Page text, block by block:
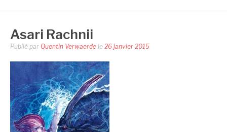
Asari Rachnii
Publié par Quentin Verwaerde le 26 janvier 2015